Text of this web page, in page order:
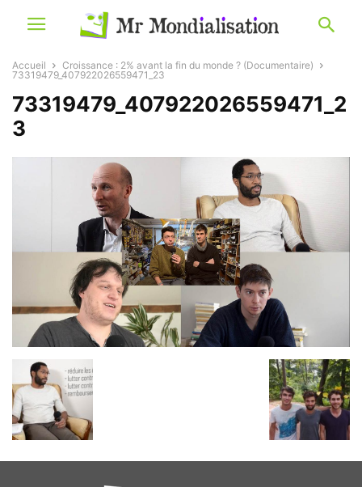
Accueil
Croissance : 2% avant la fin du monde ? (Documentaire)
73319479_407922026559471_23
73319479_407922026559471_2
3